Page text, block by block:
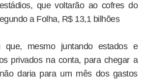
que voltarão ao cofres do
a Folha, R$ 13,1 bilhões
que, mesmo juntando estados e
privados na conta, para chegar a
daria para um mês dos gastos